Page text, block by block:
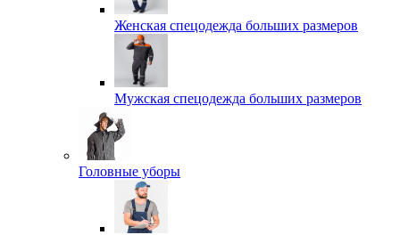
Женская спецодежда больших размеров
Мужская спецодежда больших размеров
Головные уборы